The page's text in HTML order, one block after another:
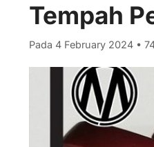
Tempah
Pada 4 February 2024 •